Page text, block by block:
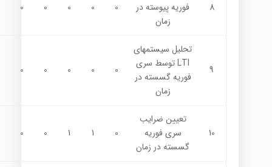
8
فوريه پيوسته در
زمان
0
0
0
0
0
9
تحليل سيستمهاي
LTI توسط سري
فوريه گسسته در
زمان
0
0
0
0
0
10
تعیین ضرایب
سري فوريه
گسسته در زمان
0
1
1
0
0